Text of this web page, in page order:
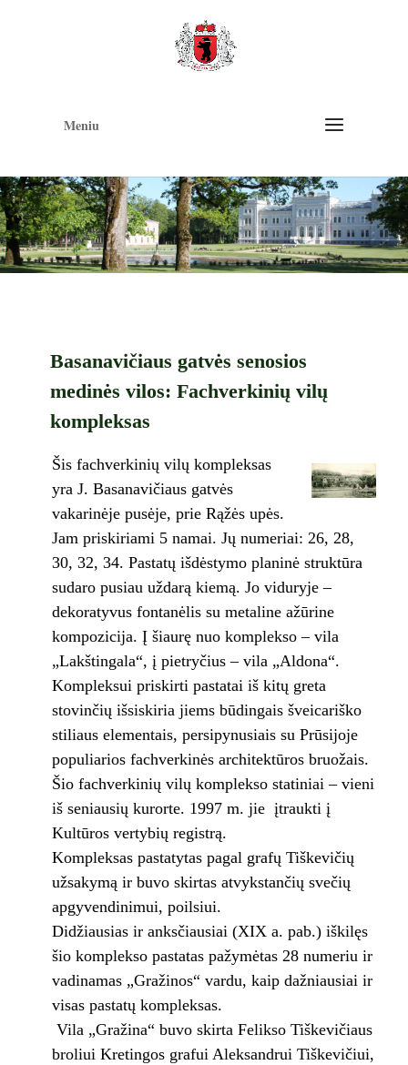
Meniu
Basanavičiaus gatvės senosios
medinės vilos: Fachverkinių vilų
kompleksas
Šis fachverkinių vilų kompleksas
yra J. Basanavičiaus gatvės
vakarinėje pusėje, prie Rąžės upės.
Jam priskiriami 5 namai. Jų numeriai: 26, 28,
30, 32, 34. Pastatų išdėstymo planinė struktūra
sudaro pusiau uždarą kiemą. Jo viduryje –
dekoratyvus fontanėlis su metaline ažūrine
kompozicija. Į šiaurę nuo komplekso – vila
„Lakštingala“, į pietryčius – vila „Aldona“.
Kompleksui priskirti pastatai iš kitų greta
stovinčių išsiskiria jiems būdingais šveicariško
stiliaus elementais, persipynusiais su Prūsijoje
populiarios fachverkinės architektūros bruožais.
Šio fachverkinių vilų komplekso statiniai – vieni
iš seniausių kurorte. 1997 m. jie įtraukti į
Kultūros vertybių registrą.
Kompleksas pastatytas pagal grafų Tiškevičių
užsakymą ir buvo skirtas atvykstančių svečių
apgyvendinimui, poilsiui.
Didžiausias ir anksčiausiai (XIX a. pab.) iškilęs
šio komplekso pastatas pažymėtas 28 numeriu ir
vadinamas „Gražinos“ vardu, kaip dažniausiai ir
visas pastatų kompleksas.
Vila „Gražina“ buvo skirta Felikso Tiškevičiaus
broliui Kretingos grafui Aleksandrui Tiškevičiui,